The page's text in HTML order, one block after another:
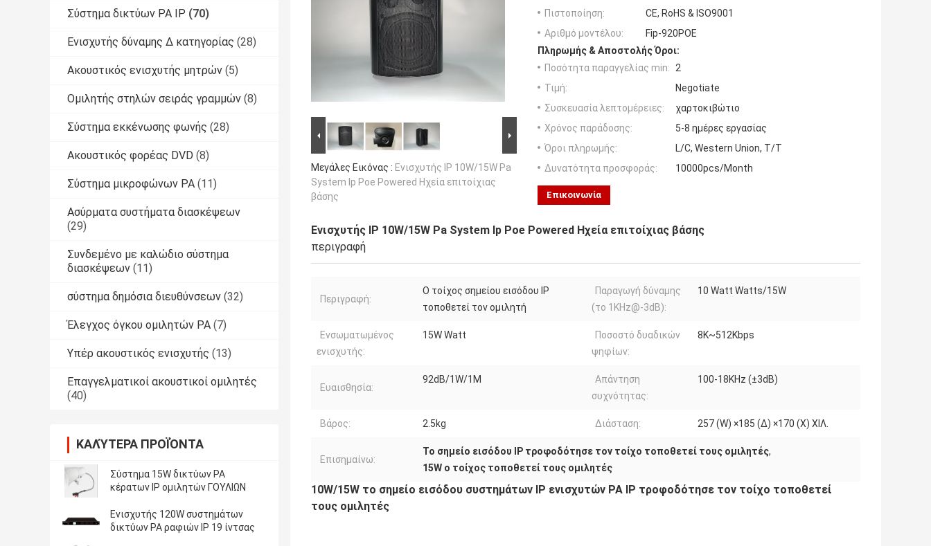
Σύστημα δικτύων PA IP (70)
Ενισχυτής δύναμης Δ κατηγορίας (28)
Ακουστικός ενισχυτής μητρών (5)
Ομιλητής στηλών σειράς γραμμών (8)
Σύστημα εκκένωσης φωνής (28)
Ακουστικός φορέας DVD (8)
Σύστημα μικροφώνων PA (11)
Ασύρματα συστήματα διασκέψεων
(29)
Συνδεμένο με καλώδιο σύστημα
διασκέψεων (11)
σύστημα δημόσια διευθύνσεων (32)
Έλεγχος όγκου ομιλητών PA (7)
Υπέρ ακουστικός ενισχυτής (13)
Επαγγελματικοί ακουστικοί ομιλητές
(40)
ΚΑΛΎΤΕΡΑ ΠΡΟΪΌΝΤΑ
Σύστημα 15W δικτύων PA
κέρατων IP ομιλητών ΓΟΥΛΙΩΝ
Ενισχυτής 120W συστημάτων
δικτύων PA ραφιών IP 19 ίντσας
Μεγάλες Εικόνας : Ενισχυτής IP 10W/15W Pa
System Ip Poe Powered Ηχεία επιτοίχιας
βάσης
Πιστοποίηση:
CE, RoHS & ISO9001
Αριθμό μοντέλου:
Fip-920POE
Πληρωμής & Αποστολής Όροι:
Ποσότητα παραγγελίας min: 2
Τιμή:
Negotiate
Συσκευασία λεπτομέρειες:
χαρτοκιβώτιο
Χρόνος παράδοσης:
5-8 ημέρες εργασίας
Όροι πληρωμής:
L/C, Western Union, T/T
Δυνατότητα προσφοράς:
10000pcs/Month
Επικοινωνία
Ενισχυτής IP 10W/15W Pa System Ip Poe Powered Ηχεία επιτοίχιας βάσης
περιγραφή
Περιγραφή:
Ο τοίχος σημείου εισόδου IP
τοποθετεί τον ομιλητή
Παραγωγή δύναμης
(το 1KHz@-3dB):
10 Watt Watts/15W
Ενσωματωμένος
ενισχυτής:
15W Watt
Ποσοστό δυαδικών
ψηφίων:
8K~512Kbps
Ευαισθησία:
92dB/1W/1M
Απάντηση
συχνότητας:
100-18KHz (±3dB)
Βάρος: 2.5kg Διάσταση: 257 (W) ×185 (Δ) ×170 (Χ) ΧΙΛ.
Επισημαίνω:
Το σημείο εισόδου IP τροφοδότησε τον τοίχο τοποθετεί τους ομιλητές,
15W ο τοίχος τοποθετεί τους ομιλητές
10W/15W το σημείο εισόδου συστημάτων IP ενισχυτών PA IP τροφοδότησε τον τοίχο τοποθετεί
τους ομιλητές